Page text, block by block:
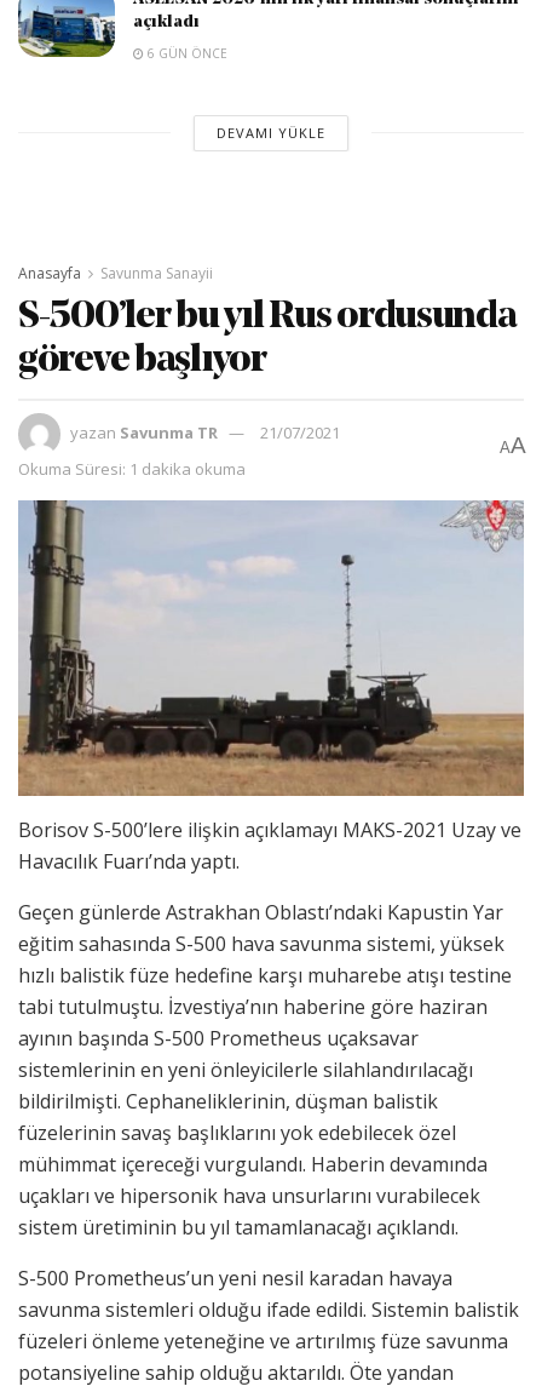
açıkladı
6 GÜN ÖNCE
DEVAMI YÜKLE
Anasayfa Savunma Sanayii
S-500’ler bu yıl Rus ordusunda
göreve başlıyor
yazan Savunma TR
21/07/2021
Okuma Süresi: 1 dakika okuma
AA
Borisov S-500’lere ilişkin açıklamayı MAKS-2021 Uzay ve
Havacılık Fuarı’nda yaptı.
Geçen günlerde Astrakhan Oblastı’ndaki Kapustin Yar
eğitim sahasında S-500 hava savunma sistemi, yüksek
hızlı balistik füze hedefine karşı muharebe atışı testine
tabi tutulmuştu. İzvestiya’nın haberine göre haziran
ayının başında S-500 Prometheus uçaksavar
sistemlerinin en yeni önleyicilerle silahlandırılacağı
bildirilmişti. Cephaneliklerinin, düşman balistik
füzelerinin savaş başlıklarını yok edebilecek özel
mühimmat içereceği vurgulandı. Haberin devamında
uçakları ve hipersonik hava unsurlarını vurabilecek
sistem üretiminin bu yıl tamamlanacağı açıklandı.
S-500 Prometheus’un yeni nesil karadan havaya
savunma sistemleri olduğu ifade edildi. Sistemin balistik
füzeleri önleme yeteneğine ve artırılmış füze savunma
potansiyeline sahip olduğu aktarıldı. Öte yandan